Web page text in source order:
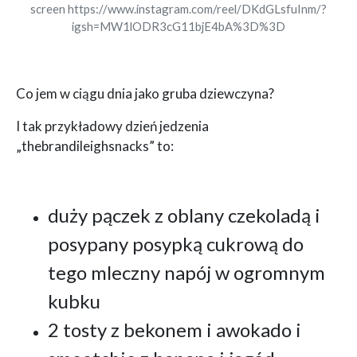
screen https://www.instagram.com/reel/DKdGLsfuInm/?
igsh=MW1lODR3cG11bjE4bA%3D%3D
Co jem w ciągu dnia jako gruba dziewczyna?
I tak przykładowy dzień jedzenia
„thebrandileighsnacks” to:
duży pączek z oblany czekoladą i
posypany posypką cukrową do
tego mleczny napój w ogromnym
kubku
2 tosty z bekonem i awokado i